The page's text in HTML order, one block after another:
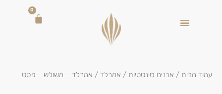
0
עמוד הבית / אבנים סינטטיות / אמרלד / אמרלד – משולש – פסט